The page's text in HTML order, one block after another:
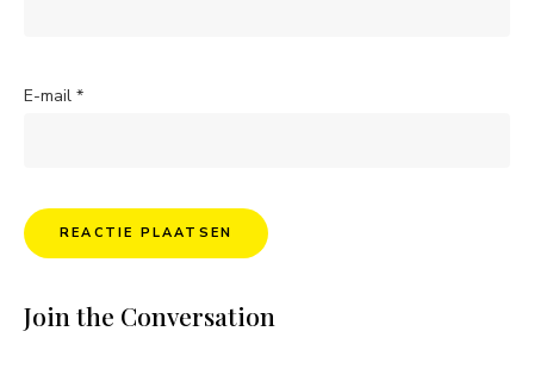
E-mail *
Join the Conversation